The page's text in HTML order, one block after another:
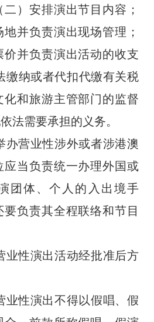
）安排演出节目内容；
地并负责演出现场管理；
价并负责演出活动的收支
缴纳或者代扣代缴有关税
化和旅游主管部门的监督
法需要承担的义务。
办营业性涉外或者涉港澳
应当负责统一办理外国或
团体、个人的入出境手
负责其全程联络和节目
业性演出活动经批准后方
业性演出不得以假唱、假